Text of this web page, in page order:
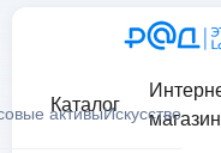
активыИскусство
Каталог
магазин